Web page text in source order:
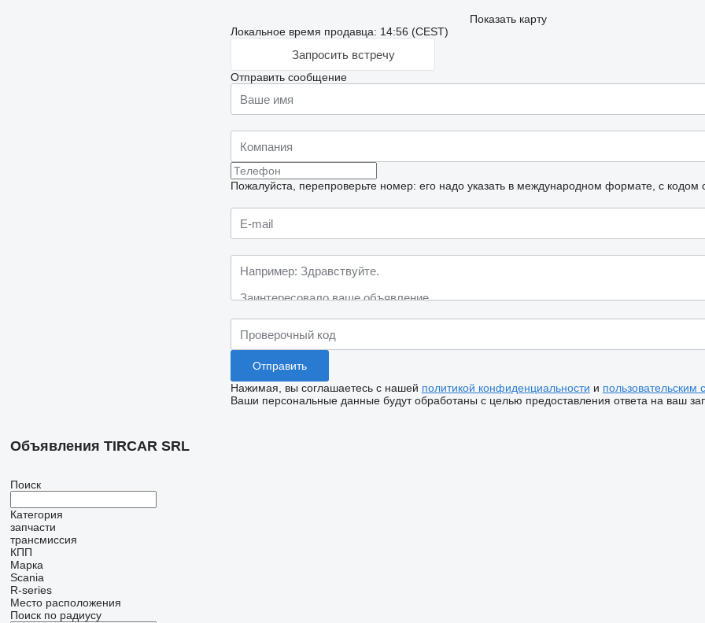
Показать карту
Локальное время продавца: 14:56 (CEST)
Запросить встречу
Отправить сообщение
Пожалуйста, перепроверьте номер: его надо указать в международном формате, с кодом
Нажимая, вы соглашаетесь с нашей политикой конфиденциальности и пользовательским
Ваши персональные данные будут обработаны с целью предоставления ответа на ваш
Объявления TIRCAR SRL
Поиск
Категория
запчасти
трансмиссия
КПП
Марка
Scania
R-series
Место расположения
Поиск по радиусу